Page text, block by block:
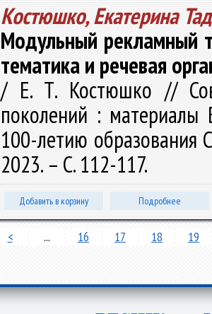
Костюшко, Екатерина
Модульный рекламный
тематика и речевая
/ Е. Т. Костюшко //
поколений : материалы
100-летию образования
2023. – С. 112-117.
Добавить в корзину Подробнее
< ... 16 17 18 19